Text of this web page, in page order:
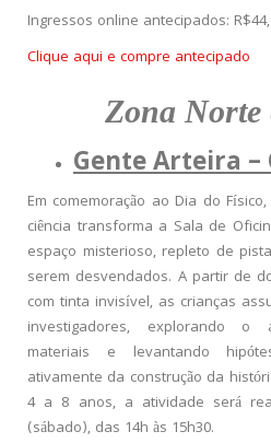
Ingressos online antecipados:
Clique aqui e compre antecipado
Zona Norte
Gente Arteira
Em comemoração ao Dia do
ciência transforma a Sala de
espaço misterioso, repleto de
serem desvendados. A partir de
com tinta invisível, as crianças
investigadores, explorando o
materiais e levantando
ativamente da construção da
4 a 8 anos, a atividade será
(sábado), das 14h às 15h30.